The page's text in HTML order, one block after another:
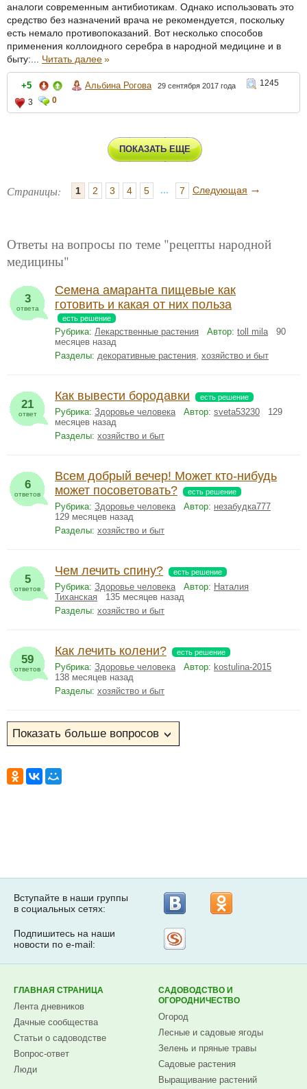
аналоги современным антибиотикам. Однако использовать это
средство без назначений врача не рекомендуется, поскольку
есть немало противопоказаний. Вот несколько способов
применения коллоидного серебра в народной медицине и в
быту:... Читать далее»
+5 Альбина Рогова 29 сентября 2017 года
1245
3
0
ПОКАЗАТЬ ЕЩЕ
Страницы: 1 2 3 4 5 ... 7 Следующая →
Ответы на вопросы по теме "рецепты народной
медицины"
3
ответа
Семена амаранта пищевые как
готовить и какая от них польза
есть решение
Рубрика: Лекарственные растения Автор: toll mila 90
месяцев назад
Разделы: декоративные растения хозяйство и быт
21
ответ
Как вывести бородавки есть решение
Рубрика: Здоровье человека Автор: sveta53230 129
месяцев назад
Разделы: хозяйство и быт
6
ответов
Всем добрый вечер! Может кто-нибудь
может посоветовать?
есть решение
Рубрика: Здоровье человека Автор: незабудка777
129 месяцев назад
Разделы: хозяйство и быт
5
ответов
Чем лечить спину? есть решение
Рубрика: Здоровье человека Автор: Наталия
Тиханская 135 месяцев назад
Разделы: хозяйство и быт
59
ответов
Как лечить колени? есть решение
Рубрика: Здоровье человека Автор: kostulina-2015
138 месяцев назад
Разделы: хозяйство и быт
Вступайте в наши группы
в социальных сетях:
Подпишитесь на наши
новости по e-mail:
ГЛАВНАЯ СТРАНИЦА
Лента дневников
Дачные сообщества
Статьи о садоводстве
Вопрос-ответ
Люди
САДОВОДСТВО И
ОГОРОДНИЧЕСТВО
Огород
Лесные и садовые ягоды
Зелень и пряные травы
Садовые растения
Выращивание растений